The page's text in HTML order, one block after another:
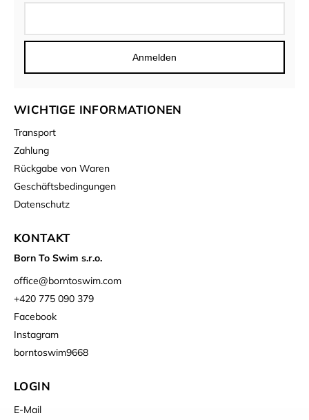
WICHTIGE INFORMATIONEN
Transport
Zahlung
Rückgabe von Waren
Geschäftsbedingungen
Datenschutz
KONTAKT
Born To Swim s.r.o.
office@borntoswim.com
+420 775 090 379
Facebook
Instagram
borntoswim9668
LOGIN
E-Mail
Anmelden